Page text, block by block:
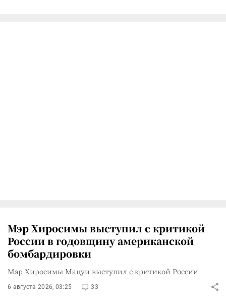
Мэр Хиросимы выступил с критикой
России в годовщину американской
бомбардировки
Мэр Хиросимы Мацуи выступил с критикой России
6 августа 2026, 03:25 33